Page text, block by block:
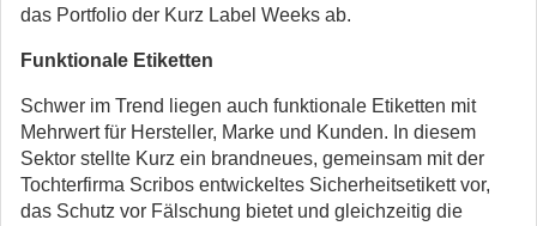
das Portfolio der Kurz Label Weeks ab.
Funktionale Etiketten
Schwer im Trend liegen auch funktionale Etiketten mit
Mehrwert für Hersteller, Marke und Kunden. In diesem
Sektor stellte Kurz ein brandneues, gemeinsam mit der
Tochterfirma Scribos entwickeltes Sicherheitsetikett vor,
das Schutz vor Fälschung bietet und gleichzeitig die